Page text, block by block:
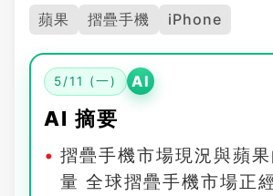
蘋果 摺疊手機 iPhone
5/11 (一) AI
AI 摘要
摺疊手機市場現況與蘋
量 全球摺疊手機市場正